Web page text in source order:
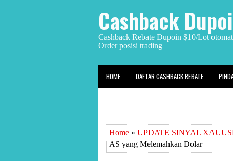
Cashback
Cashback Rebate Dupoin $10/Lot
Order posisi trading
HOME DAFTAR CASHBACK REBATE
Home » UPDATE SINYAL
AS yang Melemahkan Dolar